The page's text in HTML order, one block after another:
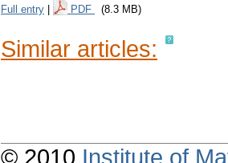
Full entry PDF (8.3 MB)
Similar articles:
© 2010 Institute of